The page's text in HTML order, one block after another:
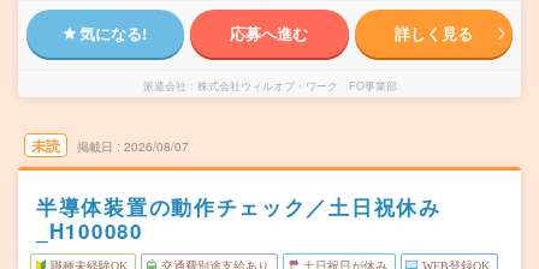
気になる! 応募へ進む 詳しく見る
派遣会社 株式会社ウィルオブ・ワーク FO事業部
未読 掲載日 2026/08/07
半導体装置の動作チェック／土日祝休み
_H100080
職種未経験OK 交通費別途支給あり 土日祝日が休み WEB登録OK